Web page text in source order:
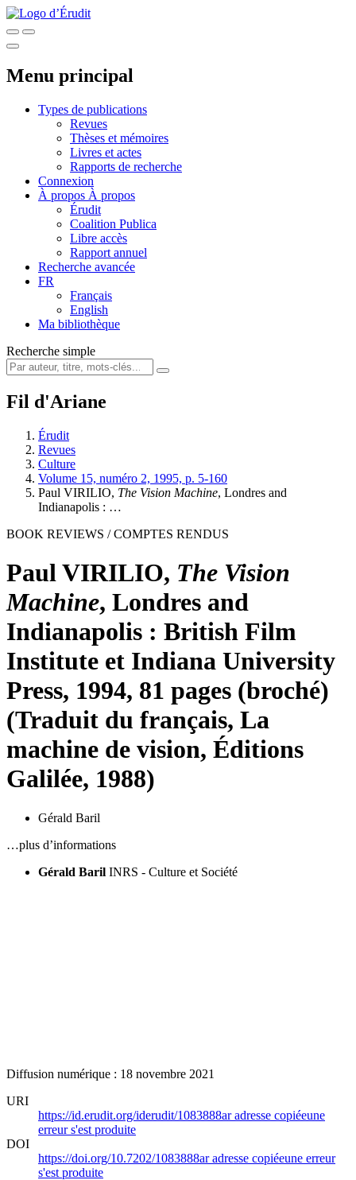
Menu principal
Types de publications
Revues
Thèses et mémoires
Livres et actes
Rapports de recherche
Connexion
À propos À propos
Érudit
Coalition Publica
Libre accès
Rapport annuel
Recherche avancée
FR
Français
English
Ma bibliothèque
Recherche simple
Fil d'Ariane
Érudit
Revues
Culture
Volume 15, numéro 2, 1995, p. 5-160
Paul VIRILIO, The Vision Machine, Londres and
Indianapolis : …
BOOK REVIEWS / COMPTES RENDUS
Paul VIRILIO, The Vision
Machine, Londres and
Indianapolis : British Film
Institute et Indiana University
Press, 1994, 81 pages (broché)
(Traduit du français, La
machine de vision, Éditions
Galilée, 1988)
Gérald Baril
…plus d’informations
Gérald Baril INRS - Culture et Société
Diffusion numérique : 18 novembre 2021
URI
https://id.erudit.org/iderudit/1083888aradresse copiéeune
erreur s'est produite
DOI
https://doi.org/10.7202/1083888aradresse copiéeune erreur
s'est produite